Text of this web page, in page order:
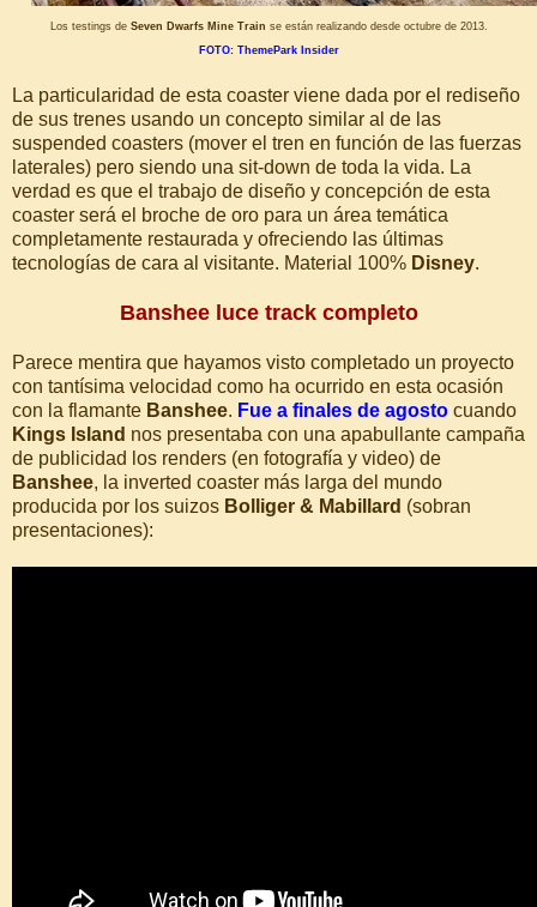
Los testings de Seven Dwarfs Mine Train se están realizando desde octubre de 2013.
FOTO: ThemePark Insider
La particularidad de esta coaster viene dada por el rediseño
de sus trenes usando un concepto similar al de las
suspended coasters (mover el tren en función de las fuerzas
laterales) pero siendo una sit-down de toda la vida. La
verdad es que el trabajo de diseño y concepción de esta
coaster será el broche de oro para un área temática
completamente restaurada y ofreciendo las últimas
tecnologías de cara al visitante. Material 100% Disney.
Banshee luce track completo
Parece mentira que hayamos visto completado un proyecto
con tantísima velocidad como ha ocurrido en esta ocasión
con la flamante Banshee. Fue a finales de agosto cuando
Kings Island nos presentaba con una apabullante campaña
de publicidad los renders (en fotografía y video) de
Banshee, la inverted coaster más larga del mundo
producida por los suizos Bolliger & Mabillard (sobran
presentaciones):